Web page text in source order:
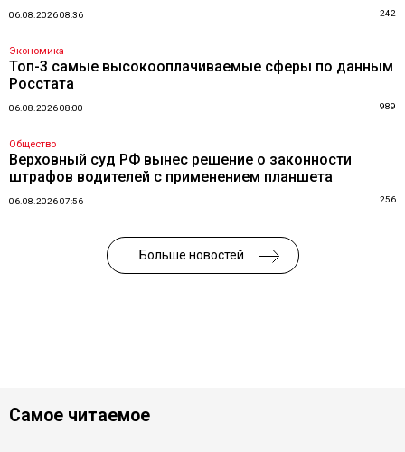
06.08.2026 08:36 242
Экономика
Топ-3 самые высокооплачиваемые сферы по данным
Росстата
06.08.2026 08:00 989
Общество
Верховный суд РФ вынес решение о законности
штрафов водителей с применением планшета
06.08.2026 07:56 256
Больше новостей
Самое читаемое